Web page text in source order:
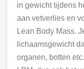
in gewicht tijdens
aan vetverlies en
Lean Body Mass.
lichaamsgewicht
organen, botten